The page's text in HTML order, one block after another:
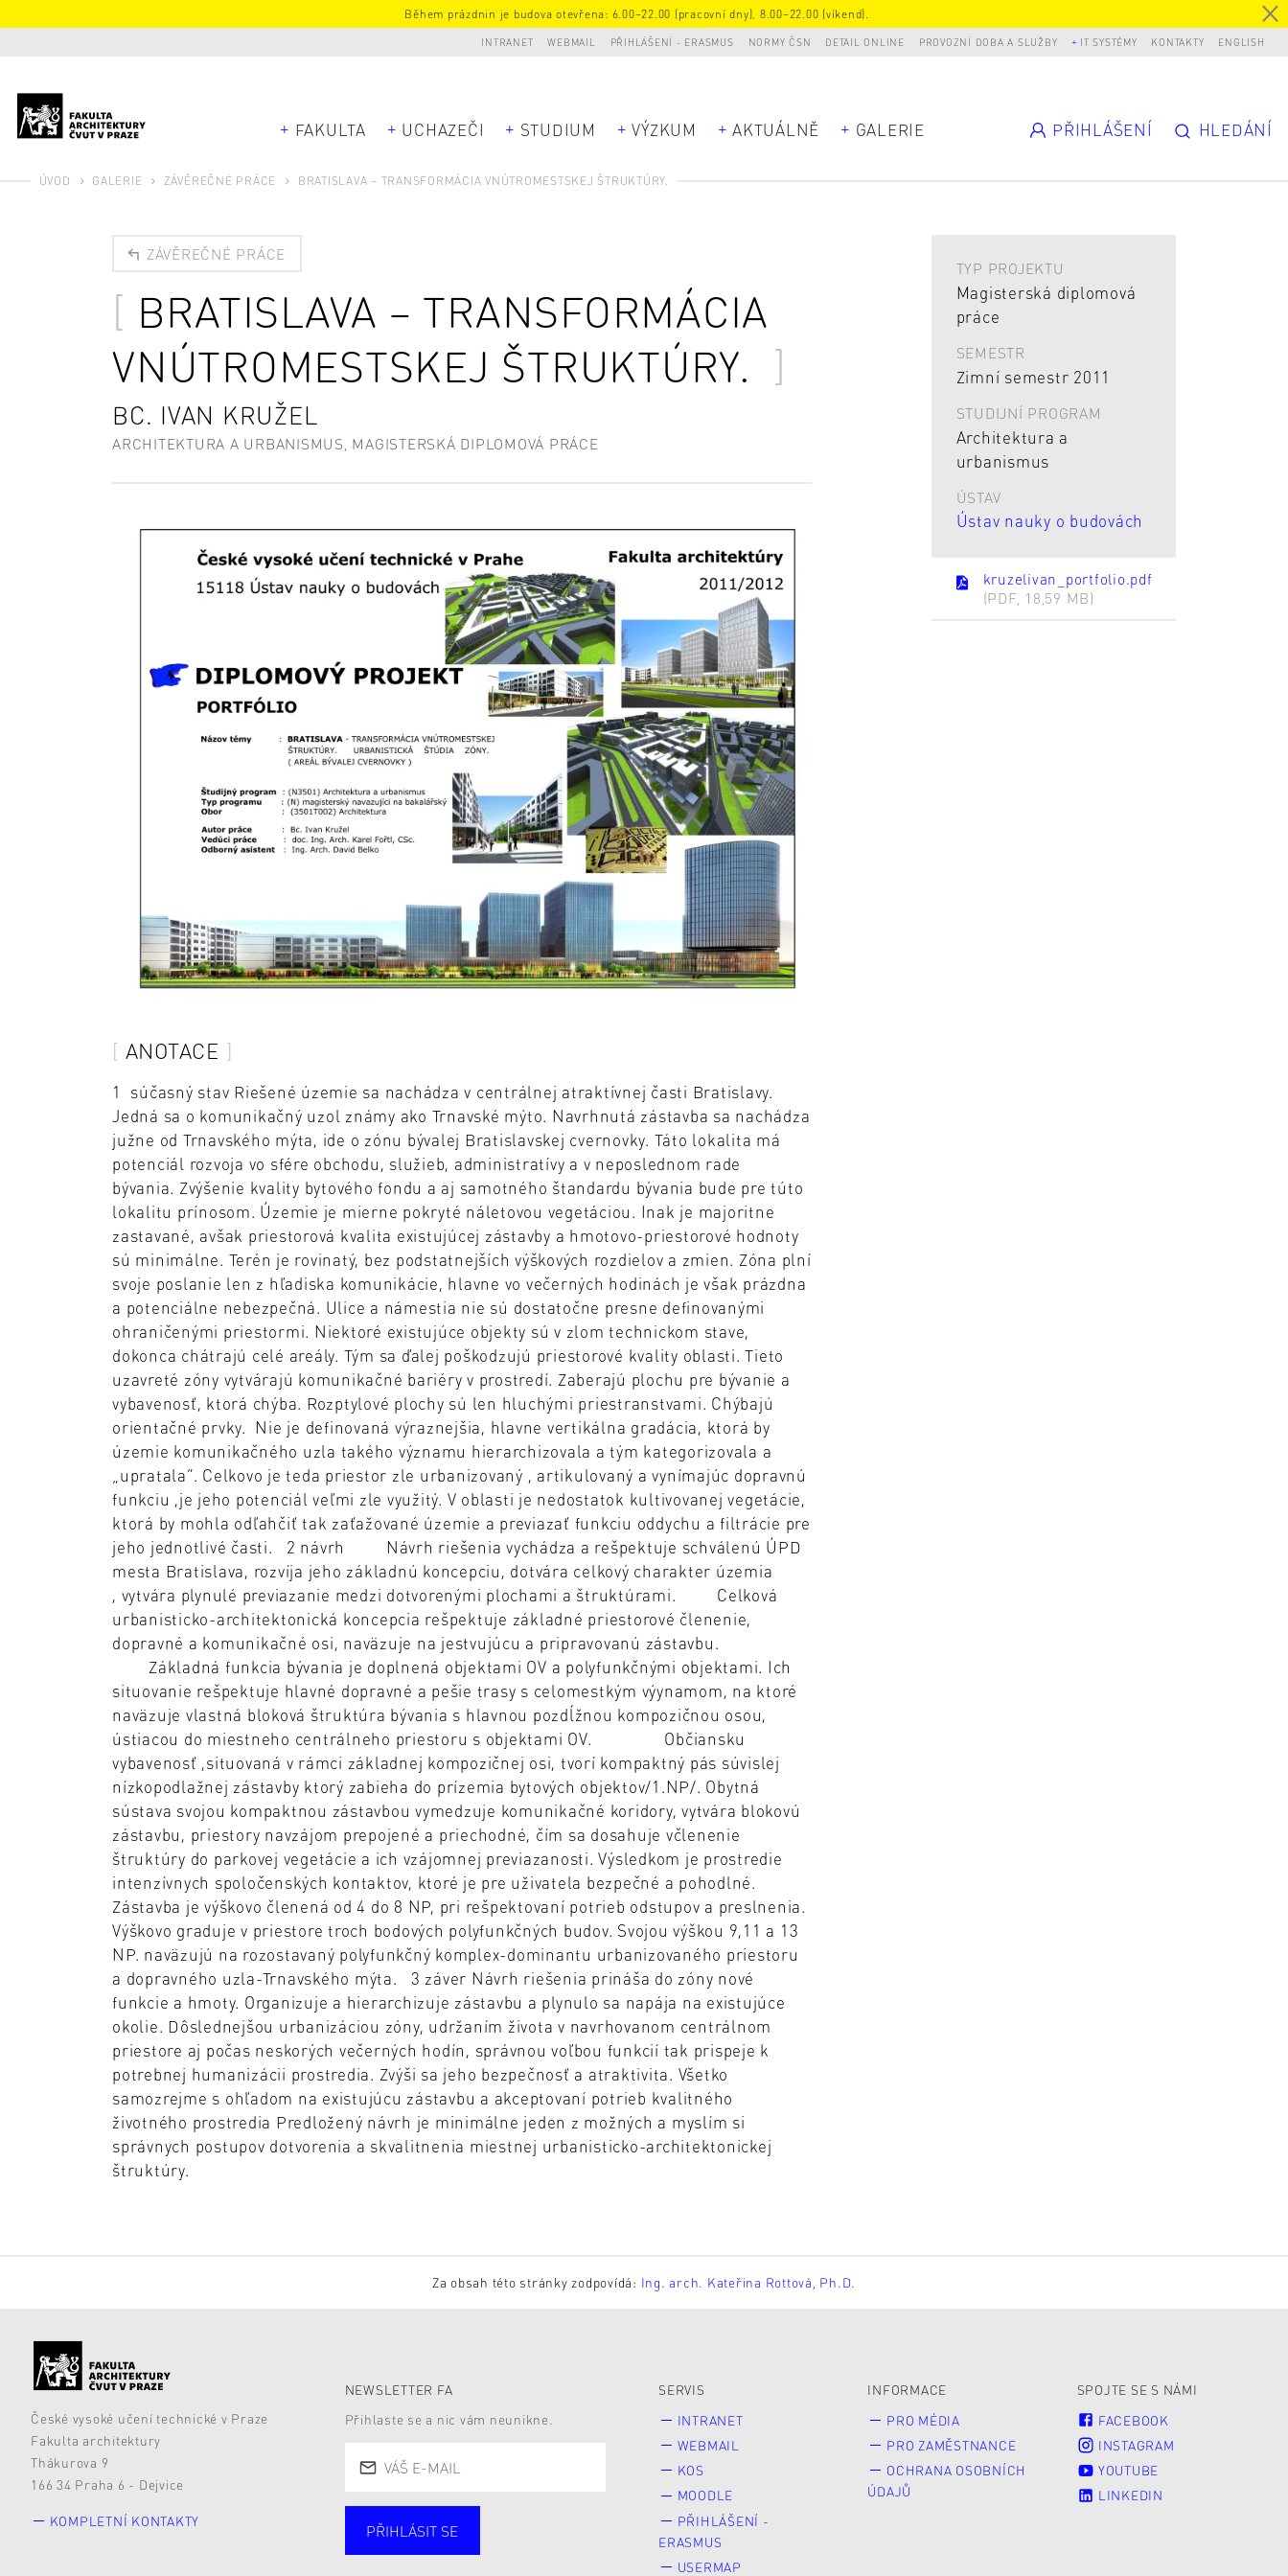
Během prázdnin je budova otevřena: 6.00–22.00 (pracovní dny), 8.00–22.00 (víkend).
INTRANET WEBMAIL PŘIHLÁŠENÍ - ERASMUS NORMY ČSN DETAIL ONLINE PROVOZNÍ DOBA A SLUŽBY IT SYSTÉMY KONTAKTY ENGLISH
FAKULTA UCHAZEČI STUDIUM VÝZKUM AKTUÁLNĚ GALERIE PŘIHLÁŠENÍ HLEDÁNÍ
ÚVOD GALERIE ZÁVĚREČNÉ PRÁCE BRATISLAVA – TRANSFORMÁCIA VNÚTROMESTSKEJ ŠTRUKTÚRY.
ZÁVĚREČNÉ PRÁCE
BRATISLAVA – TRANSFORMÁCIA
VNÚTROMESTSKEJ ŠTRUKTÚRY.
BC. IVAN KRUŽEL
ARCHITEKTURA A URBANISMUS, MAGISTERSKÁ DIPLOMOVÁ PRÁCE
ANOTACE
1 súčasný stav Riešené územie sa nachádza v centrálnej atraktívnej časti Bratislavy.
Jedná sa o komunikačný uzol známy ako Trnavské mýto. Navrhnutá zástavba sa nachádza
južne od Trnavského mýta, ide o zónu bývalej Bratislavskej cvernovky. Táto lokalita má
potenciál rozvoja vo sfére obchodu, služieb, administratívy a v neposlednom rade
bývania. Zvýšenie kvality bytového fondu a aj samotného štandardu bývania bude pre túto
lokalitu prínosom. Územie je mierne pokryté náletovou vegetáciou. Inak je majoritne
zastavané, avšak priestorová kvalita existujúcej zástavby a hmotovo-priestorové hodnoty
sú minimálne. Terén je rovinatý, bez podstatnejších výškových rozdielov a zmien. Zóna plní
svoje poslanie len z hľadiska komunikácie, hlavne vo večerných hodinách je však prázdna
a potenciálne nebezpečná. Ulice a námestia nie sú dostatočne presne definovanými
ohraničenými priestormi. Niektoré existujúce objekty sú v zlom technickom stave,
dokonca chátrajú celé areály. Tým sa ďalej poškodzujú priestorové kvality oblasti. Tieto
uzavreté zóny vytvárajú komunikačné bariéry v prostredí. Zaberajú plochu pre bývanie a
vybavenosť, ktorá chýba. Rozptylové plochy sú len hluchými priestranstvami. Chýbajú
orientačné prvky. Nie je definovaná výraznejšia, hlavne vertikálna gradácia, ktorá by
územie komunikačného uzla takého významu hierarchizovala a tým kategorizovala a
„upratala“. Celkovo je teda priestor zle urbanizovaný , artikulovaný a vynímajúc dopravnú
funkciu ,je jeho potenciál veľmi zle využitý. V oblasti je nedostatok kultivovanej vegetácie,
ktorá by mohla odľahčiť tak zaťažované územie a previazať funkciu oddychu a filtrácie pre
jeho jednotlivé časti. 2 návrh Návrh riešenia vychádza a rešpektuje schválenú ÚPD
mesta Bratislava, rozvíja jeho základnú koncepciu, dotvára celkový charakter územia
, vytvára plynulé previazanie medzi dotvorenými plochami a štruktúrami. Celková
urbanisticko-architektonická koncepcia rešpektuje základné priestorové členenie,
dopravné a komunikačné osi, naväzuje na jestvujúcu a pripravovanú zástavbu.
Základná funkcia bývania je doplnená objektami OV a polyfunkčnými objektami. Ich
situovanie rešpektuje hlavné dopravné a pešie trasy s celomestkým výynamom, na ktoré
naväzuje vlastná bloková štruktúra bývania s hlavnou pozdĺžnou kompozičnou osou,
ústiacou do miestneho centrálneho priestoru s objektami OV. Občiansku
vybavenosť ,situovaná v rámci základnej kompozičnej osi, tvorí kompaktný pás súvislej
nízkopodlažnej zástavby ktorý zabieha do prízemia bytových objektov/1.NP/. Obytná
sústava svojou kompaktnou zástavbou vymedzuje komunikačné koridory, vytvára blokovú
zástavbu, priestory navzájom prepojené a priechodné, čím sa dosahuje včlenenie
štruktúry do parkovej vegetácie a ich vzájomnej previazanosti. Výsledkom je prostredie
intenzívnych spoločenských kontaktov, ktoré je pre uživatela bezpečné a pohodlné.
Zástavba je výškovo členená od 4 do 8 NP, pri rešpektovaní potrieb odstupov a preslnenia.
Výškovo graduje v priestore troch bodových polyfunkčných budov. Svojou výškou 9,11 a 13
NP. naväzujú na rozostavaný polyfunkčný komplex-dominantu urbanizovaného priestoru
a dopravného uzla-Trnavského mýta. 3 záver Návrh riešenia prináša do zóny nové
funkcie a hmoty. Organizuje a hierarchizuje zástavbu a plynulo sa napája na existujúce
okolie. Dôslednejšou urbanizáciou zóny, udržaním života v navrhovanom centrálnom
priestore aj počas neskorých večerných hodín, správnou voľbou funkcií tak prispeje k
potrebnej humanizácii prostredia. Zvýši sa jeho bezpečnosť a atraktivita. Všetko
samozrejme s ohľadom na existujúcu zástavbu a akceptovaní potrieb kvalitného
životného prostredia Predložený návrh je minimálne jeden z možných a myslím si
správnych postupov dotvorenia a skvalitnenia miestnej urbanisticko-architektonickej
štruktúry.
TYP PROJEKTU
Magisterská diplomová
práce
SEMESTR
Zimní semestr 2011
STUDIJNÍ PROGRAM
Architektura a
urbanismus
ÚSTAV
Ústav nauky o budovách
kruzelivan_portfolio.pdf
(PDF, 18,59 MB)
Za obsah této stránky zodpovídá: Ing. arch. Kateřina Rottová, Ph.D.
České vysoké učení technické v Praze
Fakulta architektury
Thákurova 9
166 34 Praha 6 - Dejvice
KOMPLETNÍ KONTAKTY
NEWSLETTER FA
Přihlaste se a nic vám neunikne.
PŘIHLÁSIT SE
SERVIS
INTRANET
WEBMAIL
KOS
MOODLE
PŘIHLÁŠENÍ -
ERASMUS
USERMAP
INFORMACE
PRO MÉDIA
PRO ZAMĚSTNANCE
OCHRANA OSOBNÍCH
ÚDAJŮ
SPOJTE SE S NÁMI
FACEBOOK
INSTAGRAM
YOUTUBE
LINKEDIN